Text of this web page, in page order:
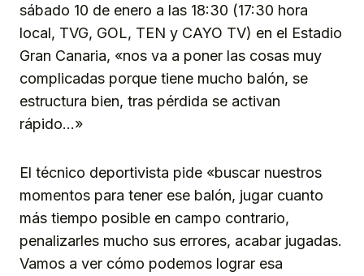
sábado 10 de enero a las 18:30 (17:30 hora
local, TVG, GOL, TEN y CAYO TV) en el Estadio
Gran Canaria, «nos va a poner las cosas muy
complicadas porque tiene mucho balón, se
estructura bien, tras pérdida se activan
rápido…»
El técnico deportivista pide «buscar nuestros
momentos para tener ese balón, jugar cuanto
más tiempo posible en campo contrario,
penalizarles mucho sus errores, acabar jugadas.
Vamos a ver cómo podemos lograr esa